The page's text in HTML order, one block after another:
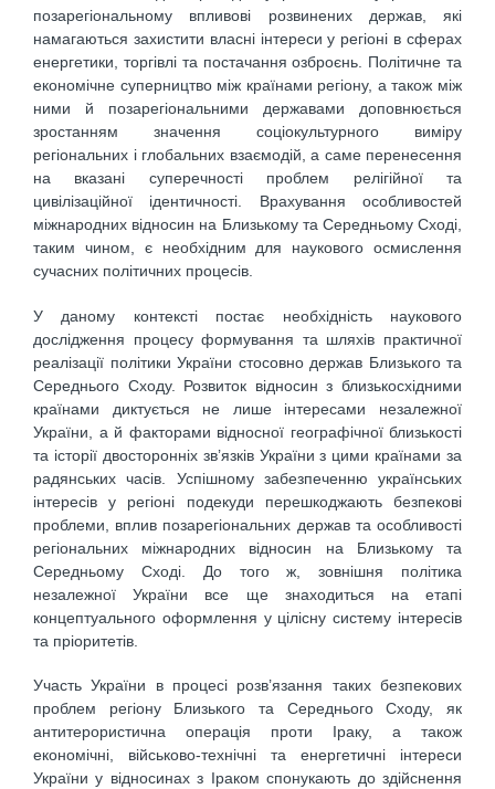
позарегіональному впливові розвинених держав, які
намагаються захистити власні інтереси у регіоні в сферах
енергетики, торгівлі та постачання озброєнь. Політичне та
економічне суперництво між країнами регіону, а також між
ними й позарегіональними державами доповнюється
зростанням значення соціокультурного виміру
регіональних і глобальних взаємодій, а саме перенесення
на вказані суперечності проблем релігійної та
цивілізаційної ідентичності. Врахування особливостей
міжнародних відносин на Близькому та Середньому Сході,
таким чином, є необхідним для наукового осмислення
сучасних політичних процесів.
У даному контексті постає необхідність наукового
дослідження процесу формування та шляхів практичної
реалізації політики України стосовно держав Близького та
Середнього Сходу. Розвиток відносин з близькосхідними
країнами диктується не лише інтересами незалежної
України, а й факторами відносної географічної близькості
та історії двосторонніх зв’язків України з цими країнами за
радянських часів. Успішному забезпеченню українських
інтересів у регіоні подекуди перешкоджають безпекові
проблеми, вплив позарегіональних держав та особливості
регіональних міжнародних відносин на Близькому та
Середньому Сході. До того ж, зовнішня політика
незалежної України все ще знаходиться на етапі
концептуального оформлення у цілісну систему інтересів
та пріоритетів.
Участь України в процесі розв’язання таких безпекових
проблем регіону Близького та Середнього Сходу, як
антитерористична операція проти Іраку, а також
економічні, військово-технічні та енергетичні інтереси
України у відносинах з Іраком спонукають до здійснення